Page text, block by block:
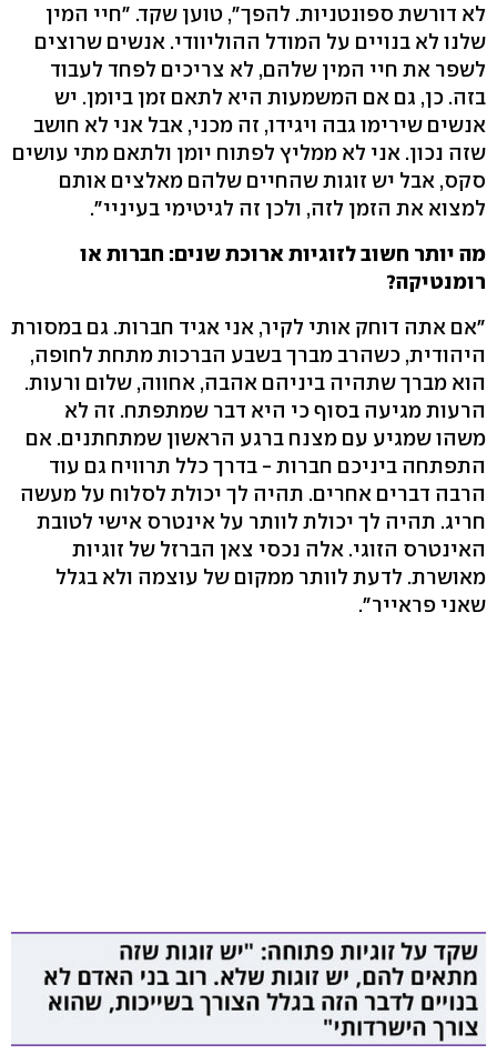
לא דורשת ספונטניות. להפך", טוען שקד. "חיי המין
שלנו לא בנויים על המודל ההוליוודי. אנשים שרוצים
לשפר את חיי המין שלהם, לא צריכים לפחד לעבוד
בזה. כן, גם אם המשמעות היא לתאם זמן ביומן. יש
אנשים שירימו גבה ויגידו, זה מכני, אבל אני לא חושב
שזה נכון. אני לא ממליץ לפתוח יומן ולתאם מתי עושים
סקס, אבל יש זוגות שהחיים שלהם מאלצים אותם
למצוא את הזמן לזה, ולכן זה לגיטימי בעיניי".
מה יותר חשוב לזוגיות ארוכת שנים: חברות או
רומנטיקה?
"אם אתה דוחק אותי לקיר, אני אגיד חברות. גם במסורת
היהודית, כשהרב מברך בשבע הברכות מתחת לחופה,
הוא מברך שתהיה ביניהם אהבה, אחווה, שלום ורעות.
הרעות מגיעה בסוף כי היא דבר שמתפתח. זה לא
משהו שמגיע עם מצנח ברגע הראשון שמתחתנים. אם
התפתחה ביניכם חברות - בדרך כלל תרוויח גם עוד
הרבה דברים אחרים. תהיה לך יכולת לסלוח על מעשה
חריג. תהיה לך יכולת לוותר על אינטרס אישי לטובת
האינטרס הזוגי. אלה נכסי צאן הברזל של זוגיות
מאושרת. לדעת לוותר ממקום של עוצמה ולא בגלל
שאני פראייר".